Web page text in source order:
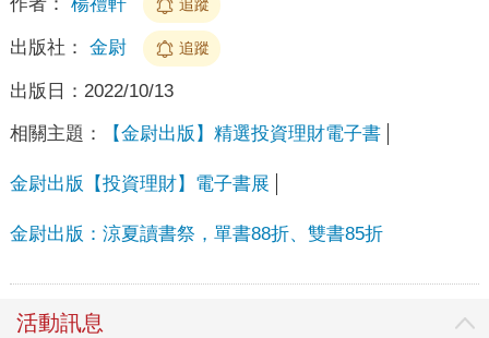
追蹤
出版社： 金尉 追蹤
出版日： 2022/10/13
相關主題： 【金尉出版】精選投資理財電子書
金尉出版【投資理財】電子書展
金尉出版：涼夏讀書祭，單書88折、雙書85折
活動訊息